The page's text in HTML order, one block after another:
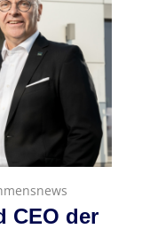
CEO der